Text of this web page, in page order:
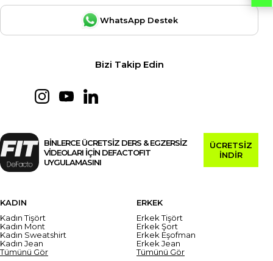
WhatsApp Destek
Bizi Takip Edin
BİNLERCE ÜCRETSİZ DERS & EGZERSİZ
VİDEOLARI İÇİN DEFACTOFIT
UYGULAMASINI
ÜCRETSİZ
İNDİR
KADIN
Kadın Tişört
Kadın Mont
Kadın Sweatshirt
Kadın Jean
Tümünü Gör
ERKEK
Erkek Tişört
Erkek Şort
Erkek Eşofman
Erkek Jean
Tümünü Gör